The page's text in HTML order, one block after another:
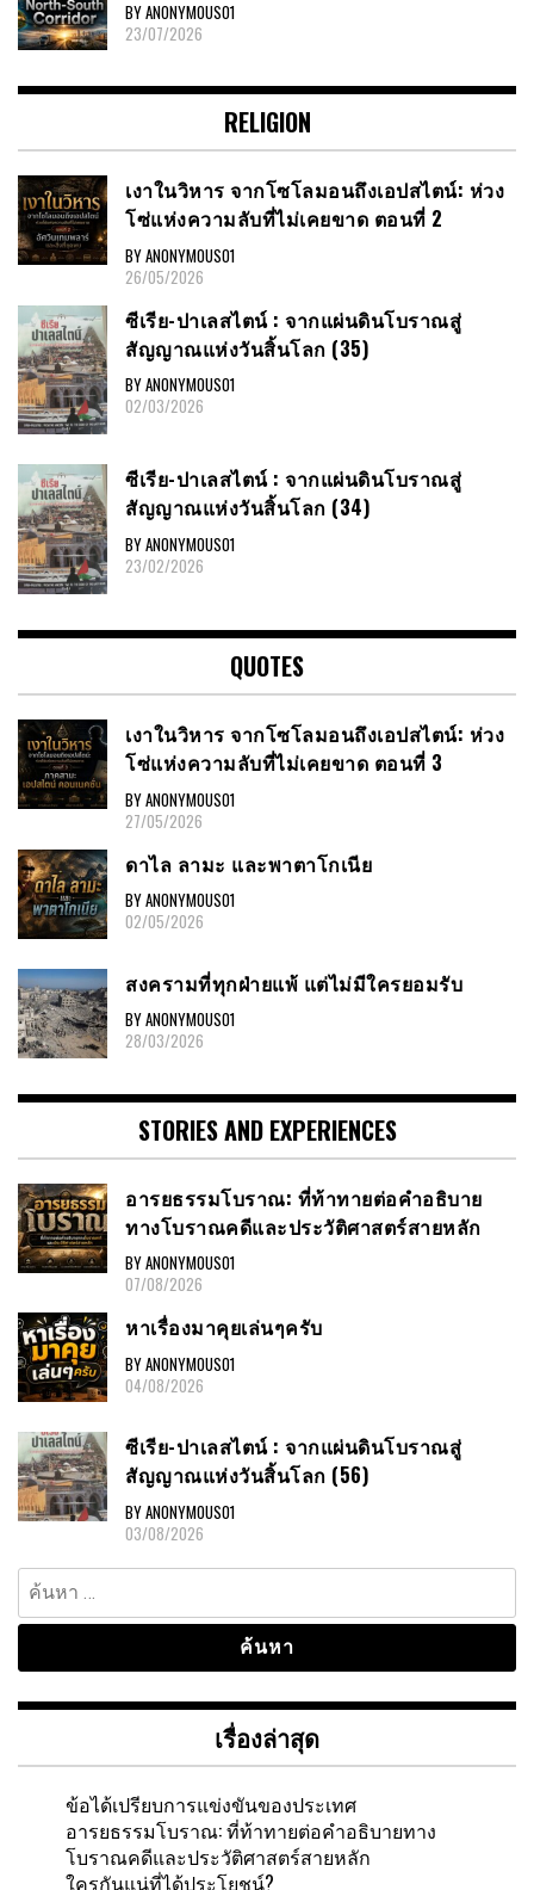
BY ANONYMOUS01
23/07/2026
RELIGION
เงาในวิหาร จากโซโลมอนถึงเอปสไตน์: ห่วง
โซ่แห่งความลับที่ไม่เคยขาด ตอนที่ 2
BY ANONYMOUS01
26/05/2026
ซีเรีย​-ปาเลสไตน์​ : จากแผ่นดินโบราณสู่
สัญญาณ​แห่งวันสิ้นโลก​ (35)
BY ANONYMOUS01
02/03/2026
ซีเรีย​-ปาเลสไตน์​ : จากแผ่นดินโบราณสู่
สัญญาณ​แห่งวันสิ้นโลก​ (34)
BY ANONYMOUS01
23/02/2026
QUOTES
เงาในวิหาร จากโซโลมอนถึงเอปสไตน์: ห่วง
โซ่แห่งความลับที่ไม่เคยขาด ตอนที่ 3
BY ANONYMOUS01
27/05/2026
ดาไล ลามะ และพาตาโกเนีย
BY ANONYMOUS01
02/05/2026
สงครามที่ทุกฝ่ายแพ้ แต่ไม่มีใครยอมรับ
BY ANONYMOUS01
28/03/2026
STORIES AND EXPERIENCES
อารยธรรมโบราณ: ที่ท้าทายต่อคำอธิบาย
ทางโบราณคดีและประวัติศาสตร์สายหลัก
BY ANONYMOUS01
07/08/2026
หาเรื่องมาคุยเล่นๆครับ
BY ANONYMOUS01
04/08/2026
ซีเรีย-ปาเลสไตน์ : จากแผ่นดินโบราณสู่
สัญญาณแห่งวันสิ้นโลก (56)
BY ANONYMOUS01
03/08/2026
ค้นหา
สำหรับ:
เรื่องล่าสุด
ข้อได้เปรียบการแข่งขันของประเทศ
อารยธรรมโบราณ: ที่ท้าทายต่อคำอธิบายทาง
โบราณคดีและประวัติศาสตร์สายหลัก
ใครกันแน่ที่ได้ประโยชน์?